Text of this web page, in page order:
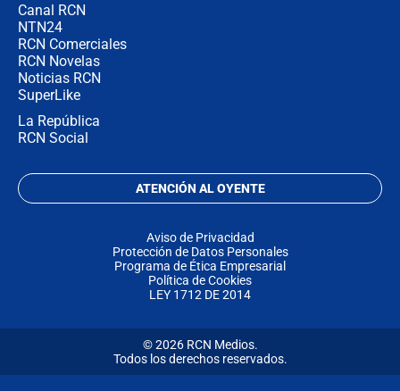
Canal RCN
NTN24
RCN Comerciales
RCN Novelas
Noticias RCN
SuperLike
La República
RCN Social
ATENCIÓN AL OYENTE
Aviso de Privacidad
Protección de Datos Personales
Programa de Ética Empresarial
Política de Cookies
LEY 1712 DE 2014
© 2026 RCN Medios.
Todos los derechos reservados.